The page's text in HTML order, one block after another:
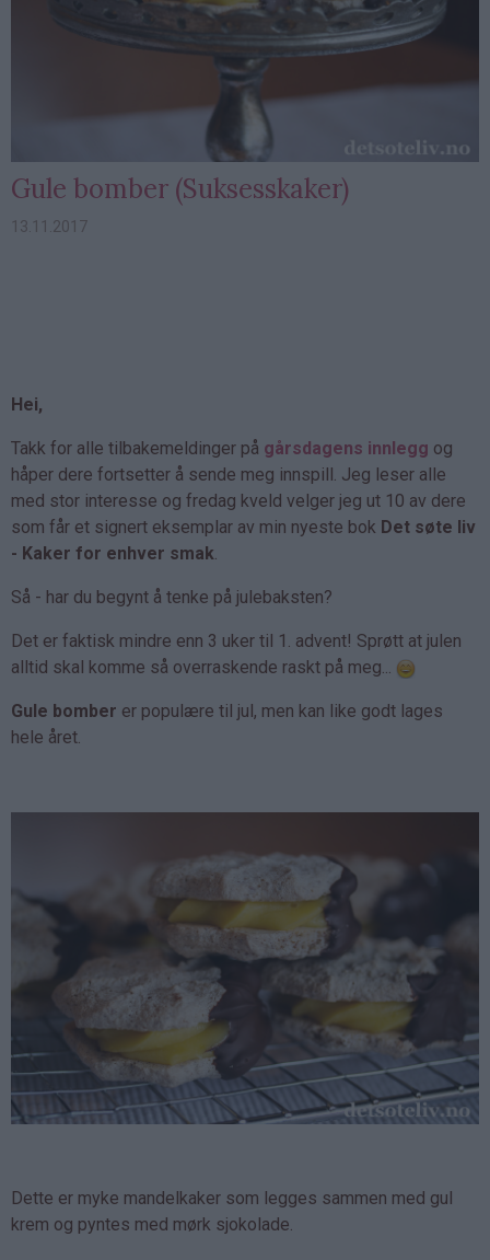
Gule bomber (Suksesskaker)
13.11.2017
Hei,
Takk for alle tilbakemeldinger på gårsdagens innlegg og
håper dere fortsetter å sende meg innspill. Jeg leser alle
med stor interesse og fredag kveld velger jeg ut 10 av dere
som får et signert eksemplar av min nyeste bok Det søte liv
- Kaker for enhver smak.
Så - har du begynt å tenke på julebaksten?
Det er faktisk mindre enn 3 uker til 1. advent! Sprøtt at julen
alltid skal komme så overraskende raskt på meg...
Gule bomber er populære til jul, men kan like godt lages
hele året.
Dette er myke mandelkaker som legges sammen med gul
krem og pyntes med mørk sjokolade.